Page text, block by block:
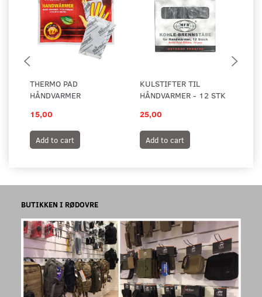
THERMO PAD
HÅNDVARMER
15,00
Add to cart
KULSTIFTER TIL
HÅNDVARMER - 12 STK
25,00
Add to cart
BUTIKKEN I RØDOVRE